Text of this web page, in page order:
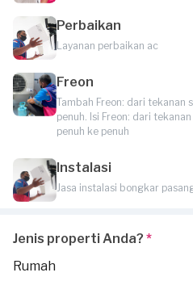
Perbaikan
Layanan perbaikan ac
Freon
Tambah Freon: dari tekanan
penuh. Isi Freon: dari
penuh ke penuh
Instalasi
Jasa instalasi bongkar
Jenis properti Anda? *
Rumah